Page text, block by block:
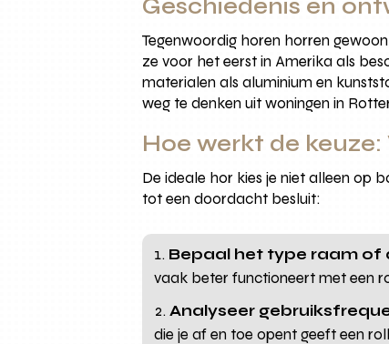
Geschiedenis en
Tegenwoordig horen horren
ze voor het eerst in Amerika als
materialen als aluminium en
weg te denken uit woningen in
Hoe werkt de
De ideale hor kies je niet alleen op
tot een doordacht besluit:
Bepaal het type raam of
vaak beter functioneert met een
Analyseer
die je af en toe opent geeft een